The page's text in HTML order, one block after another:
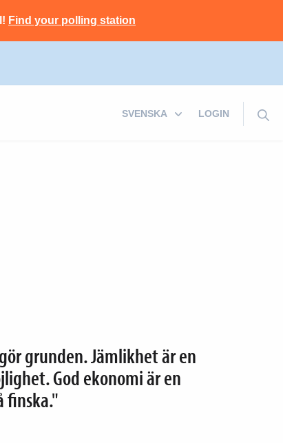
Find your polling station
LOGIN
grunden. Jämlikhet är en
God ekonomi är en
finska."